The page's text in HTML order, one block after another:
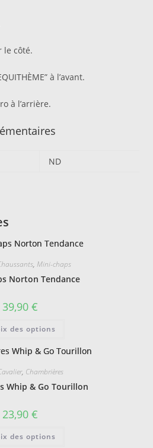
le côté.
à l’avant.
à l’arrière.
ND
, Mini-chaps
Norton Tendance
39,90 €
des options
plusieurs
variations.
peuvent
être
, Chambrières
Whip & Go Tourillon
23,90 €
des options